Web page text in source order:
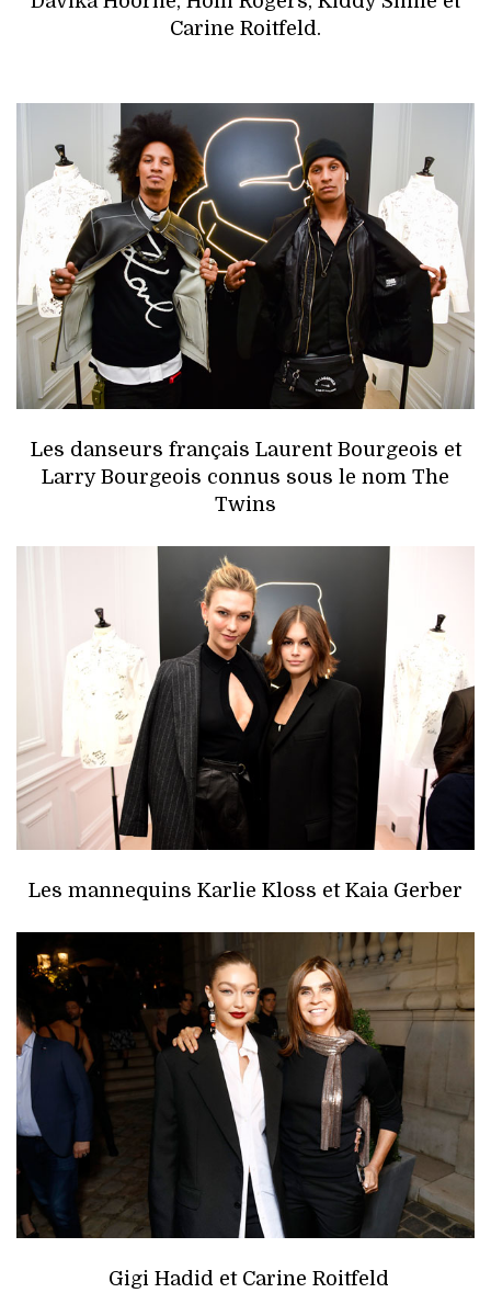
Carine Roitfeld.
Les danseurs français Laurent Bourgeois et
Larry Bourgeois connus sous le nom The
Twins
Les mannequins Karlie Kloss et Kaia Gerber
Gigi Hadid et Carine Roitfeld